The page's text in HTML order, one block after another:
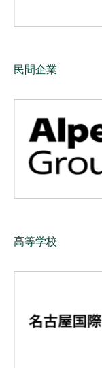
民間企業
高等学校